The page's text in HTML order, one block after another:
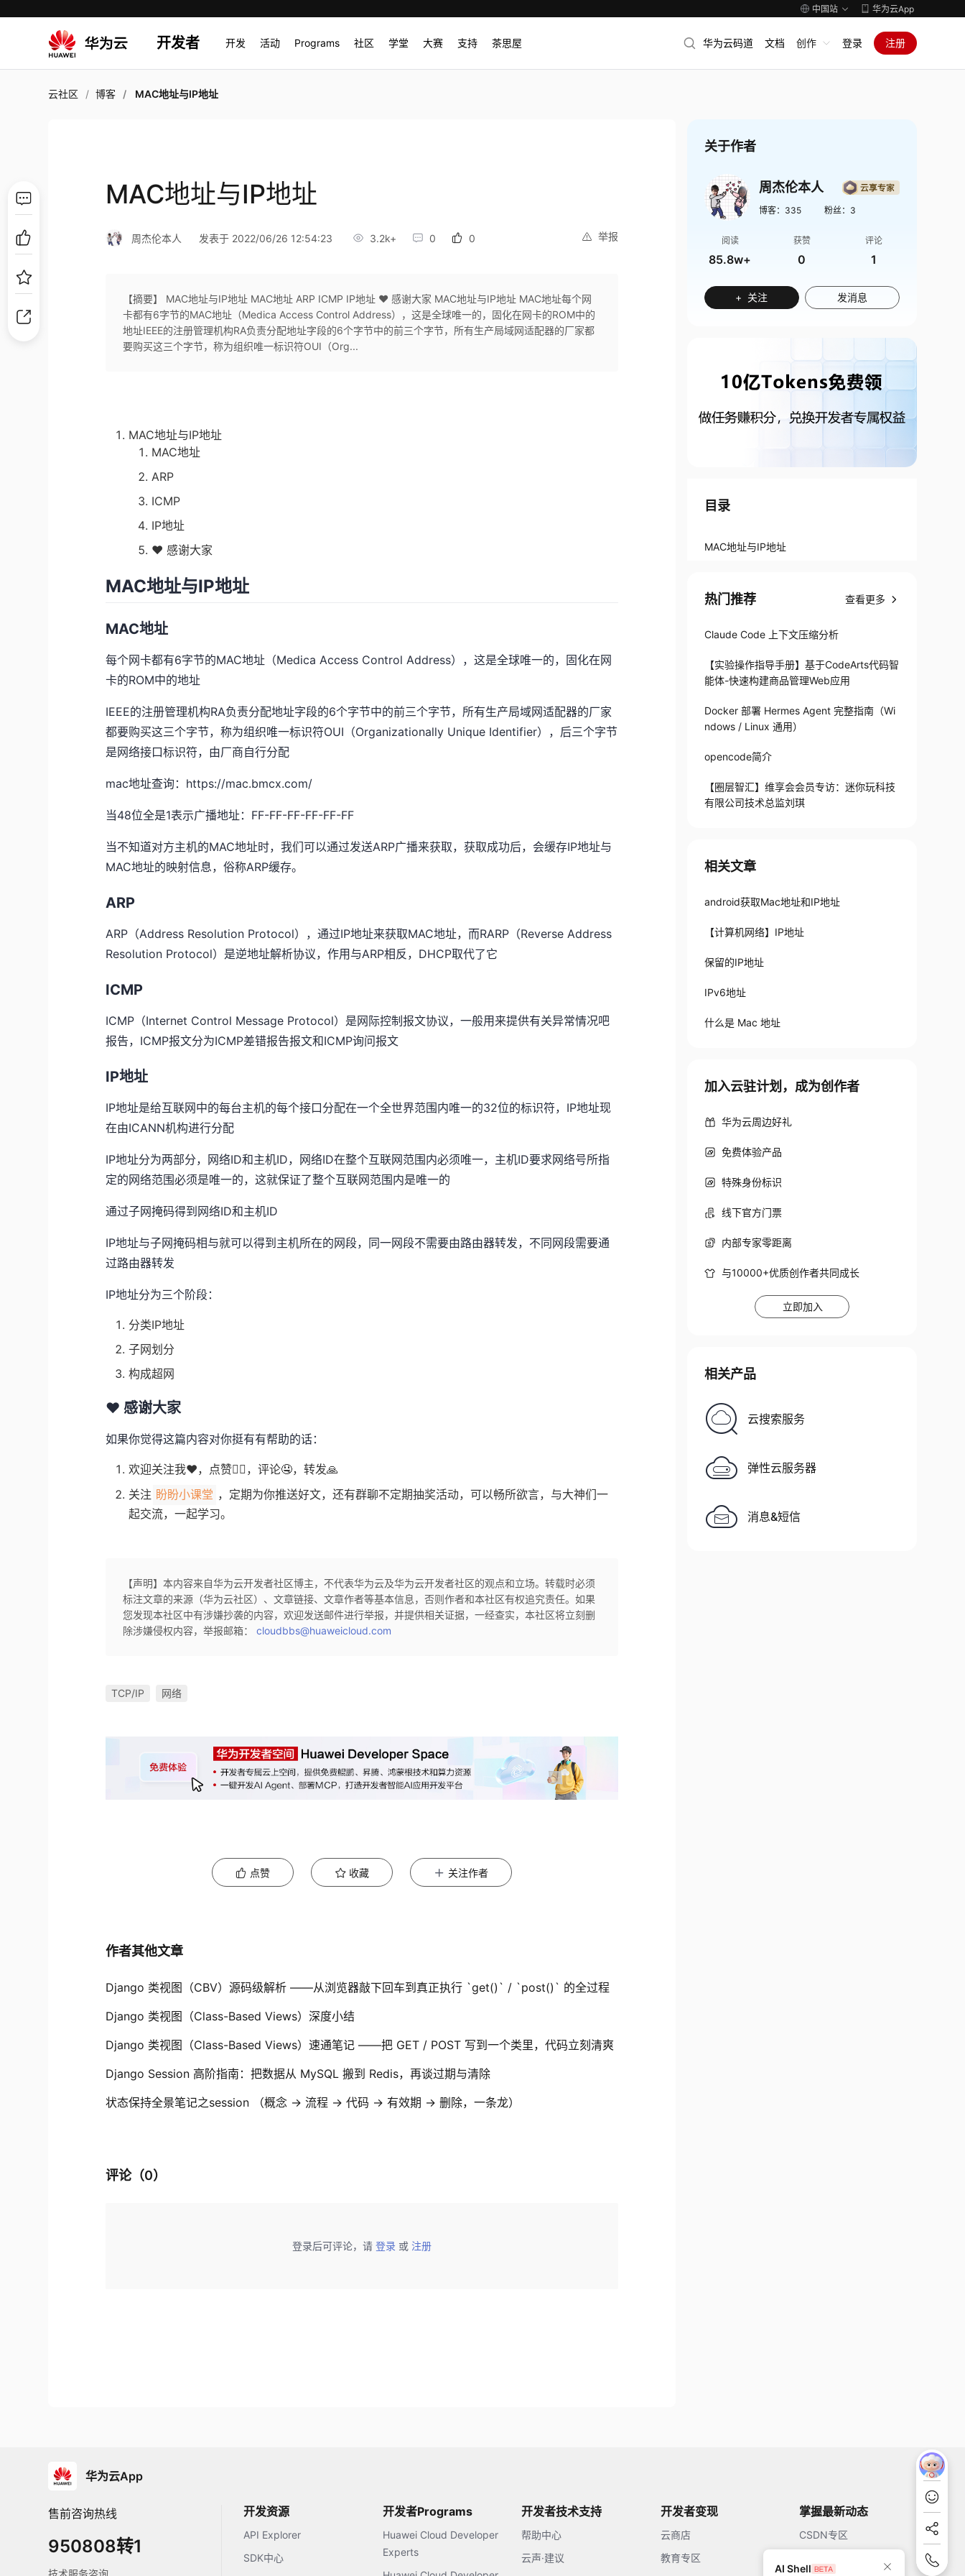
中国站 华为云App
开发者 开发 活动 Programs 社区 学堂 大赛 支持 茶思屋 华为云码道 文档 创作 登录 注册
云社区 博客 MAC地址与IP地址
MAC地址与IP地址
举报
周杰伦本人 发表于 2022/06/26 12:54:23 3.2k+ 0 0
【摘要】 MAC地址与IP地址 MAC地址 ARP ICMP IP地址 ❤️ 感谢大家 MAC地址与IP地址 MAC地址每个网
卡都有6字节的MAC地址（Medica Access Control Address），这是全球唯一的，固化在网卡的ROM中的
地址IEEE的注册管理机构RA负责分配地址字段的6个字节中的前三个字节，所有生产局域网适配器的厂家都
要购买这三个字节，称为组织唯一标识符OUI（Org...
MAC地址与IP地址
MAC地址
ARP
ICMP
IP地址
❤️ 感谢大家
MAC地址与IP地址
MAC地址
每个网卡都有6字节的MAC地址（Medica Access Control Address），这是全球唯一的，固化在网
卡的ROM中的地址
IEEE的注册管理机构RA负责分配地址字段的6个字节中的前三个字节，所有生产局域网适配器的厂家
都要购买这三个字节，称为组织唯一标识符OUI（Organizationally Unique Identifier），后三个字节
是网络接口标识符，由厂商自行分配
mac地址查询： https://mac.bmcx.com/
当48位全是1表示广播地址：FF-FF-FF-FF-FF-FF
当不知道对方主机的MAC地址时，我们可以通过发送ARP广播来获取，获取成功后，会缓存IP地址与
MAC地址的映射信息，俗称ARP缓存。
ARP
ARP（Address Resolution Protocol），通过IP地址来获取MAC地址，而RARP（Reverse Address
Resolution Protocol）是逆地址解析协议，作用与ARP相反，DHCP取代了它
ICMP
ICMP（Internet Control Message Protocol）是网际控制报文协议，一般用来提供有关异常情况吧
报告，ICMP报文分为ICMP差错报告报文和ICMP询问报文
IP地址
IP地址是给互联网中的每台主机的每个接口分配在一个全世界范围内唯一的32位的标识符，IP地址现
在由ICANN机构进行分配
IP地址分为两部分，网络ID和主机ID，网络ID在整个互联网范围内必须唯一，主机ID要求网络号所指
定的网络范围必须是唯一的，这就保证了整个互联网范围内是唯一的
通过子网掩码得到网络ID和主机ID
IP地址与子网掩码相与就可以得到主机所在的网段，同一网段不需要由路由器转发，不同网段需要通
过路由器转发
IP地址分为三个阶段：
分类IP地址
子网划分
构成超网
❤️ 感谢大家
如果你觉得这篇内容对你挺有有帮助的话：
欢迎关注我❤️，点赞👍🏻，评论🤤，转发🙏
关注 盼盼小课堂 ，定期为你推送好文，还有群聊不定期抽奖活动，可以畅所欲言，与大神们一
起交流，一起学习。
【声明】本内容来自华为云开发者社区博主，不代表华为云及华为云开发者社区的观点和立场。转载时必须
标注文章的来源（华为云社区）、文章链接、文章作者等基本信息，否则作者和本社区有权追究责任。如果
您发现本社区中有涉嫌抄袭的内容，欢迎发送邮件进行举报，并提供相关证据，一经查实，本社区将立刻删
除涉嫌侵权内容，举报邮箱：cloudbbs@huaweicloud.com
TCP/IP 网络
点赞 收藏 关注作者
作者其他文章
Django 类视图（CBV）源码级解析 ——从浏览器敲下回车到真正执行 `get()` / `post()` 的全过程
Django 类视图（Class-Based Views）深度小结
Django 类视图（Class-Based Views）速通笔记 ——把 GET / POST 写到一个类里，代码立刻清爽
Django Session 高阶指南：把数据从 MySQL 搬到 Redis，再谈过期与清除
状态保持全景笔记之session （概念 → 流程 → 代码 → 有效期 → 删除，一条龙）
评论（0）
登录后可评论，请 登录 或 注册
关于作者
周杰伦本人
博客： 335 粉丝： 3
阅读
85.8w+
获赞
0
评论
1
+ 关注 发消息
目录
MAC地址与IP地址
热门推荐 查看更多
Claude Code 上下文压缩分析
【实验操作指导手册】基于CodeArts代码智
能体-快速构建商品管理Web应用
Docker 部署 Hermes Agent 完整指南（Wi
ndows / Linux 通用）
opencode简介
【圈层智汇】维享会会员专访：迷你玩科技
有限公司技术总监刘琪
相关文章
android获取Mac地址和IP地址
【计算机网络】IP地址
保留的IP地址
IPv6地址
什么是 Mac 地址
加入云驻计划，成为创作者
华为云周边好礼
免费体验产品
特殊身份标识
线下官方门票
内部专家零距离
与10000+优质创作者共同成长
立即加入
相关产品
云搜索服务
弹性云服务器
消息&短信
AI Shell
华为云App
售前咨询热线
950808转1
技术服务咨询
开发资源
API Explorer
SDK中心
开发者Programs
Huawei Cloud Developer
Experts
开发者技术支持
帮助中心
云声·建议
开发者变现
云商店
教育专区
掌握最新动态
CSDN专区